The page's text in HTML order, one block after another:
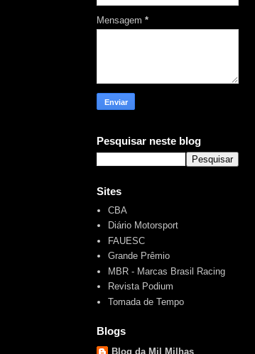
Mensagem *
Pesquisar neste blog
Sites
CBA
Diário Motorsport
FAUESC
Grande Prêmio
MBR - Marcas Brasil Racing
Revista Podium
Tomada de Tempo
Blogs
Blog da Mil Milhas